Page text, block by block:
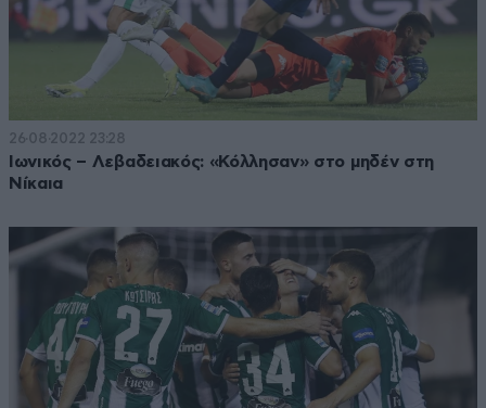
26·08·2022 23:28
Ιωνικός – Λεβαδειακός: «Κόλλησαν» στο μηδέν στη
Νίκαια